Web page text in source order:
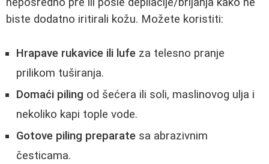
neposredno pre ili posle depilacije/brijanja kako ne
biste dodatno iritirali kožu. Možete koristiti:
Hrapave rukavice ili lufe za telesno pranje
prilikom tuširanja.
Domaći piling od šećera ili soli, maslinovog ulja i
nekoliko kapi tople vode.
Gotove piling preparate sa abrazivnim
česticama.